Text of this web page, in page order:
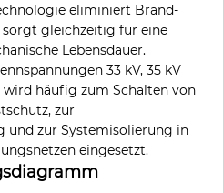
eliminiert Brand-
sorgt gleichzeitig für eine
Lebensdauer.
33 kV, 35 kV
häufig zum Schalten von
zur
und zur Systemisolierung in
eingesetzt.